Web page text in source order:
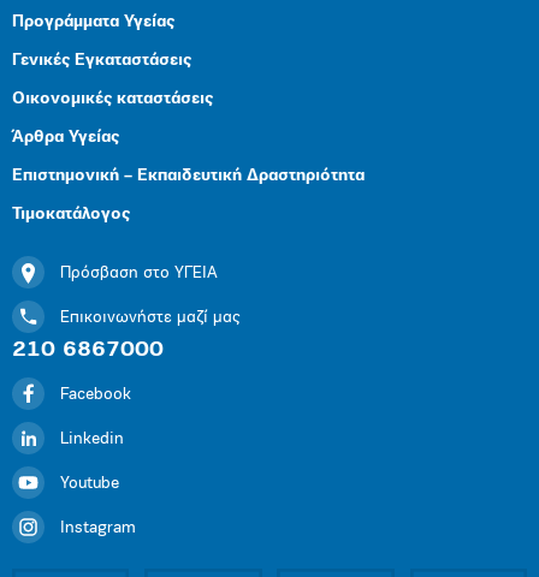
Προγράμματα Υγείας
Γενικές Εγκαταστάσεις
Οικονομικές καταστάσεις
Άρθρα Υγείας
Επιστημονική – Εκπαιδευτική Δραστηριότητα
Τιμοκατάλογος
Πρόσβαση στο ΥΓΕΙΑ
Επικοινωνήστε μαζί μας
210 6867000
Facebook
Linkedin
Youtube
Instagram